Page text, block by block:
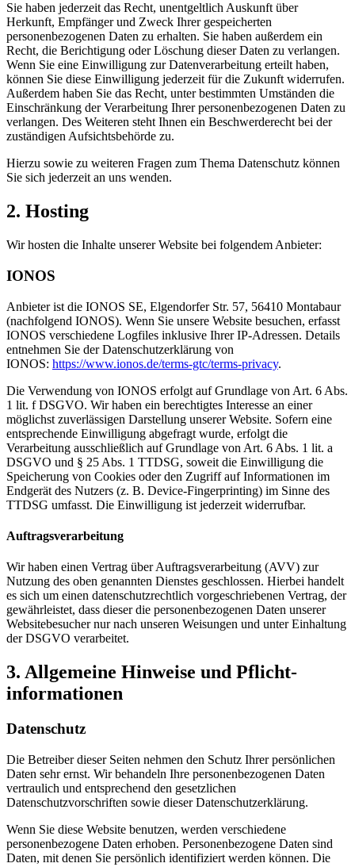
Sie haben jederzeit das Recht, unentgeltlich Auskunft über
Herkunft, Empfänger und Zweck Ihrer gespeicherten
personenbezogenen Daten zu erhalten. Sie haben außerdem ein
Recht, die Berichtigung oder Löschung dieser Daten zu verlangen.
Wenn Sie eine Einwilligung zur Datenverarbeitung erteilt haben,
können Sie diese Einwilligung jederzeit für die Zukunft widerrufen.
Außerdem haben Sie das Recht, unter bestimmten Umständen die
Einschränkung der Verarbeitung Ihrer personenbezogenen Daten zu
verlangen. Des Weiteren steht Ihnen ein Beschwerderecht bei der
zuständigen Aufsichtsbehörde zu.
Hierzu sowie zu weiteren Fragen zum Thema Datenschutz können
Sie sich jederzeit an uns wenden.
2. Hosting
Wir hosten die Inhalte unserer Website bei folgendem Anbieter:
IONOS
Anbieter ist die IONOS SE, Elgendorfer Str. 57, 56410 Montabaur
(nachfolgend IONOS). Wenn Sie unsere Website besuchen, erfasst
IONOS verschiedene Logfiles inklusive Ihrer IP-Adressen. Details
entnehmen Sie der Datenschutzerklärung von
IONOS: https://www.ionos.de/terms-gtc/terms-privacy.
Die Verwendung von IONOS erfolgt auf Grundlage von Art. 6 Abs.
1 lit. f DSGVO. Wir haben ein berechtigtes Interesse an einer
möglichst zuverlässigen Darstellung unserer Website. Sofern eine
entsprechende Einwilligung abgefragt wurde, erfolgt die
Verarbeitung ausschließlich auf Grundlage von Art. 6 Abs. 1 lit. a
DSGVO und § 25 Abs. 1 TTDSG, soweit die Einwilligung die
Speicherung von Cookies oder den Zugriff auf Informationen im
Endgerät des Nutzers (z. B. Device-Fingerprinting) im Sinne des
TTDSG umfasst. Die Einwilligung ist jederzeit widerrufbar.
Auftragsverarbeitung
Wir haben einen Vertrag über Auftragsverarbeitung (AVV) zur
Nutzung des oben genannten Dienstes geschlossen. Hierbei handelt
es sich um einen datenschutzrechtlich vorgeschriebenen Vertrag, der
gewährleistet, dass dieser die personenbezogenen Daten unserer
Websitebesucher nur nach unseren Weisungen und unter Einhaltung
der DSGVO verarbeitet.
3. Allgemeine Hinweise und Pflicht­
informationen
Datenschutz
Die Betreiber dieser Seiten nehmen den Schutz Ihrer persönlichen
Daten sehr ernst. Wir behandeln Ihre personenbezogenen Daten
vertraulich und entsprechend den gesetzlichen
Datenschutzvorschriften sowie dieser Datenschutzerklärung.
Wenn Sie diese Website benutzen, werden verschiedene
personenbezogene Daten erhoben. Personenbezogene Daten sind
Daten, mit denen Sie persönlich identifiziert werden können. Die